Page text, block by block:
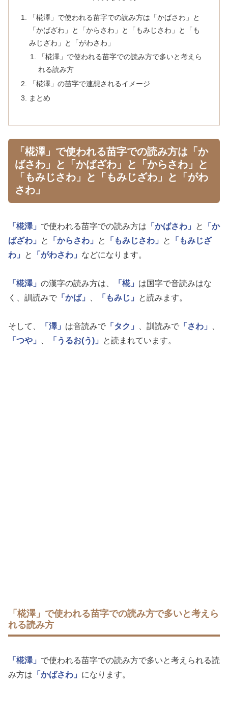
「椛澤」で使われる苗字での読み方は「かばさわ」と
「かばざわ」と「からさわ」と「もみじさわ」と「も
みじざわ」と「がわさわ」
「椛澤」で使われる苗字での読み方で多いと考えら
れる読み方
「椛澤」の苗字で連想されるイメージ
まとめ
「椛澤」で使われる苗字での読み方は「か
ばさわ」と「かばざわ」と「からさわ」と
「もみじさわ」と「もみじざわ」と「がわ
さわ」
「椛澤」 で使われる苗字での読み方は 「かばさわ」 と
「か
ばざわ」
と 「からさわ」 と 「もみじさわ」 と
「もみじざ
わ」
と 「がわさわ」 などになります。
「椛澤」 の漢字の読み方は、 「椛」 は国字で音読みはな
く、訓読みで 「かば」 「もみじ」 と読みます。
そして、 「澤」 は音読みで 「タク」 、訓読みで 「さわ」
「つや」
「うるお(う)」 と読まれています。
「椛澤」で使われる苗字での読み方で多いと考えら
れる読み方
「椛澤」 で使われる苗字での読み方で多いと考えられる読
み方は 「かばさわ」 になります。